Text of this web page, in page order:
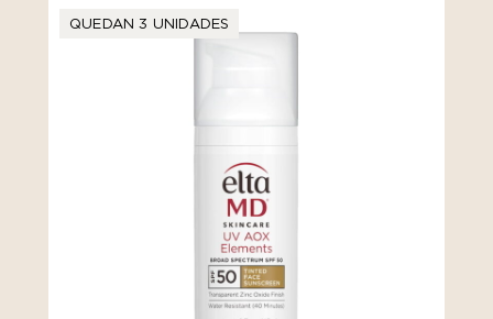
QUEDAN 3 UNIDADES